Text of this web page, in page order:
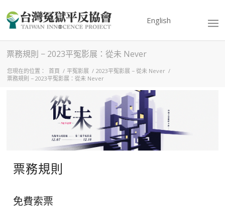
English
票務規則 − 2023平冤影展：從未 Never
您現在的位置： 首頁 / 平冤影展 / 2023平冤影展 − 從未 Never /
票務規則 − 2023平冤影展：從未 Never
票務規則
免費索票